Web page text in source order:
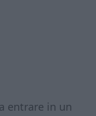
entrare in un